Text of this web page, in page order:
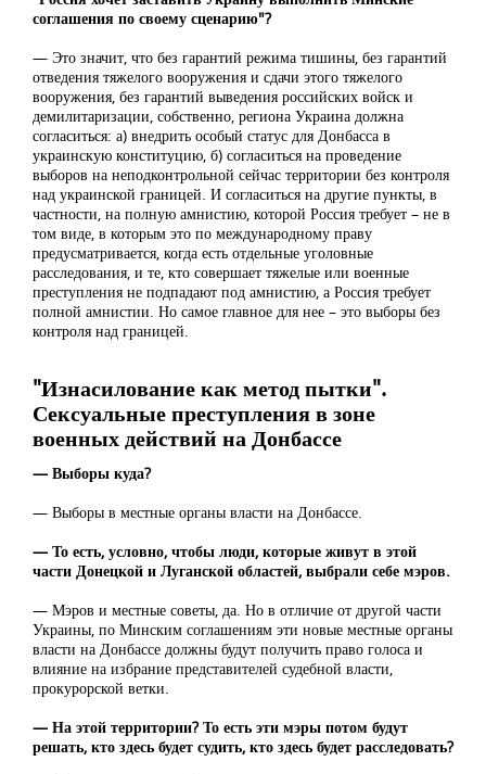
соглашения по своему сценарию"?
— Это значит, что без гарантий режима тишины, без гарантий
отведения тяжелого вооружения и сдачи этого тяжелого
вооружения, без гарантий выведения российских войск и
демилитаризации, собственно, региона Украина должна
согласиться: а) внедрить особый статус для Донбасса в
украинскую конституцию, б) согласиться на проведение
выборов на неподконтрольной сейчас территории без контроля
над украинской границей. И согласиться на другие пункты, в
частности, на полную амнистию, которой Россия требует – не в
том виде, в которым это по международному праву
предусматривается, когда есть отдельные уголовные
расследования, и те, кто совершает тяжелые или военные
преступления не подпадают под амнистию, а Россия требует
полной амнистии. Но самое главное для нее – это выборы без
контроля над границей.
"Изнасилование как метод пытки".
Сексуальные преступления в зоне
военных действий на Донбассе
— Выборы куда?
— Выборы в местные органы власти на Донбассе.
— То есть, условно, чтобы люди, которые живут в этой
части Донецкой и Луганской областей, выбрали себе мэров.
— Мэров и местные советы, да. Но в отличие от другой части
Украины, по Минским соглашениям эти новые местные органы
власти на Донбассе должны будут получить право голоса и
влияние на избрание представителей судебной власти,
прокурорской ветки.
— На этой территории? То есть эти мэры потом будут
решать, кто здесь будет судить, кто здесь будет расследовать?